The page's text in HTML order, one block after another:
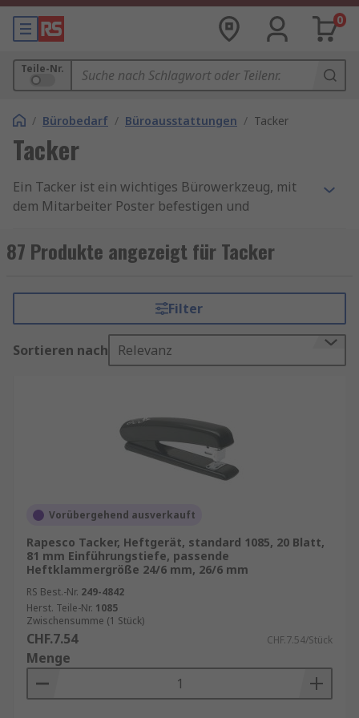
0
Teile-Nr.
/ Bürobedarf / Büroausstattungen / Tacker
Tacker
Ein Tacker ist ein wichtiges Bürowerkzeug, mit
dem Mitarbeiter Poster befestigen und
geschieht, indem sie an einem Brett befestigt
und eine Vielzahl von Dokumenten geheftet
viele verschiedene Größen von Klammergeräten,
darunter Mini-Modelle und Hochleistungs-
Elektrogeräte für den Dauer- und
Schwerlastbetrieb.
hochwertigen Tackern von branchenführenden
Rapesco Fellowes
Tischausführung: Dies ist das typischste
Arbeitsfläche oder einem Tisch aufgestellt
und der Bediener führt zu heftendes Papier
ein.
Handheld: Ein tragbares Tacker ist meist
mit einem weichen Griff für eine
komfortable Handhabung ausgestattet. Eine
der am häufigsten verwendeten Art von
manuellen Klammergeräten.
87 Produkte angezeigt für Tacker
Filter
Sortieren nach Relevanz
Vorübergehend ausverkauft
Rapesco Tacker, Heftgerät, standard 1085, 20 Blatt,
81 mm Einführungstiefe, passende
Heftklammergröße 24/6 mm, 26/6 mm
RS Best.-Nr. 249-4842
Herst. Teile-Nr. 1085
Zwischensumme (1 Stück)
CHF.7.54 CHF.7.54/Stück
Menge